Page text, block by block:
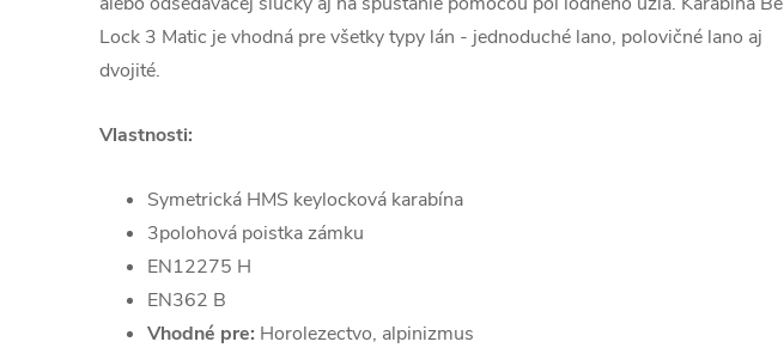
Lock 3 Matic je vhodná pre všetky typy lán - jednoduché lano, polovičné lano aj
dvojité.
Vlastnosti:
Symetrická HMS keylocková karabína
3polohová poistka zámku
EN12275 H
EN362 B
Vhodné pre: Horolezectvo, alpinizmus